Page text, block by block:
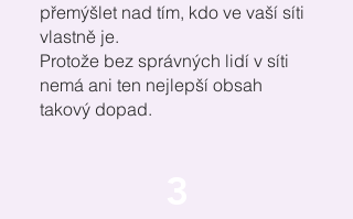
přemýšlet nad tím, kdo ve vaší síti
vlastně je.
Protože bez správných lidí v síti
nemá ani ten nejlepší obsah
takový dopad.